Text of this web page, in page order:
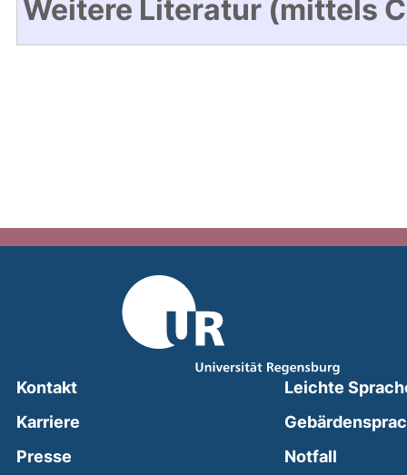
Weitere Literatur (mittels
Kontakt
Karriere
Presse
Leichte
Notfall